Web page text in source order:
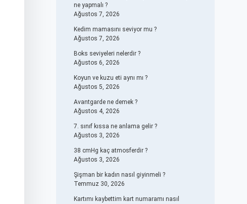
ne yapmalı ?
Ağustos 7, 2026
Kedim mamasını seviyor mu ?
Ağustos 7, 2026
Boks seviyeleri nelerdir ?
Ağustos 6, 2026
Koyun ve kuzu eti aynı mı ?
Ağustos 5, 2026
Avantgarde ne demek ?
Ağustos 4, 2026
7. sınıf kıssa ne anlama gelir ?
Ağustos 3, 2026
38 cmHg kaç atmosferdir ?
Ağustos 3, 2026
Şişman bir kadın nasıl giyinmeli ?
Temmuz 30, 2026
Kartımı kaybettim kart numaramı nasıl